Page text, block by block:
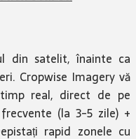
din satelit, înainte ca
Cropwise Imagery vă
real, direct de pe
(la 3-5 zile) +
rapid zonele cu